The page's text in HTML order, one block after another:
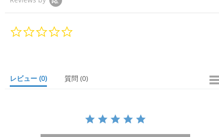
r
レビュー (0) 質問 (0)